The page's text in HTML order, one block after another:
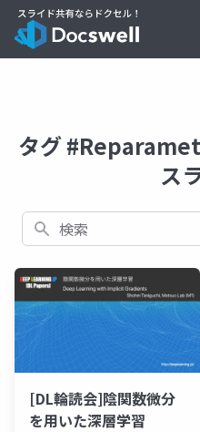
タグ
ス
検索
[DL輪読会]陰関数微分
を用いた深層学習